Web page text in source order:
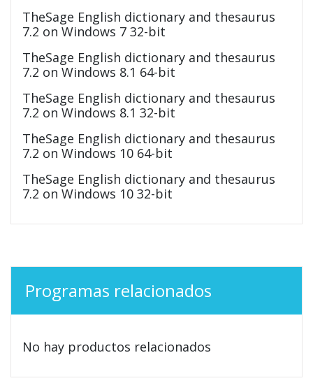
TheSage English dictionary and thesaurus
7.2 on Windows 7 32-bit
TheSage English dictionary and thesaurus
7.2 on Windows 8.1 64-bit
TheSage English dictionary and thesaurus
7.2 on Windows 8.1 32-bit
TheSage English dictionary and thesaurus
7.2 on Windows 10 64-bit
TheSage English dictionary and thesaurus
7.2 on Windows 10 32-bit
Programas relacionados
No hay productos relacionados